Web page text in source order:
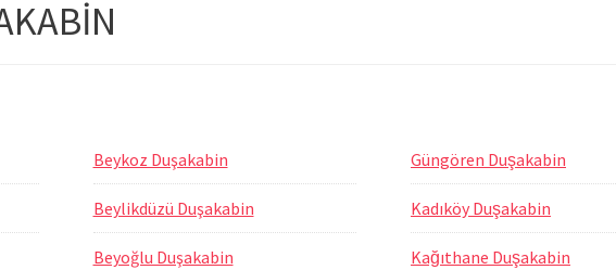
Beykoz Duşakabin
Beylikdüzü Duşakabin
Beyoğlu Duşakabin
Güngören Duşakabin
Kadıköy Duşakabin
Kağıthane Duşakabin